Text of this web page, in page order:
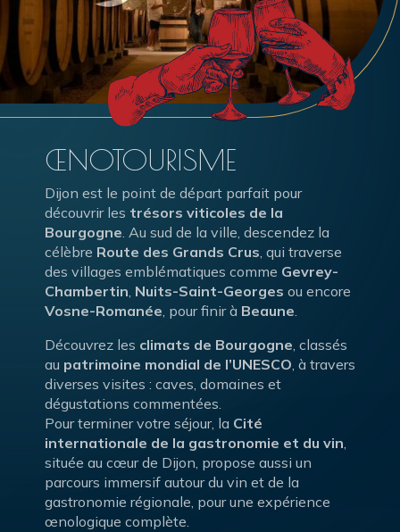
ŒNOTOURISME
Dijon est le point de départ parfait pour
découvrir les trésors viticoles de la
Bourgogne. Au sud de la ville, descendez la
célèbre Route des Grands Crus, qui traverse
des villages emblématiques comme Gevrey-
Chambertin, Nuits-Saint-Georges ou encore
Vosne-Romanée, pour finir à Beaune.
Découvrez les climats de Bourgogne, classés
au patrimoine mondial de l’UNESCO, à travers
diverses visites : caves, domaines et
dégustations commentées.
Pour terminer votre séjour, la Cité
internationale de la gastronomie et du vin,
située au cœur de Dijon, propose aussi un
parcours immersif autour du vin et de la
gastronomie régionale, pour une expérience
œnologique complète.